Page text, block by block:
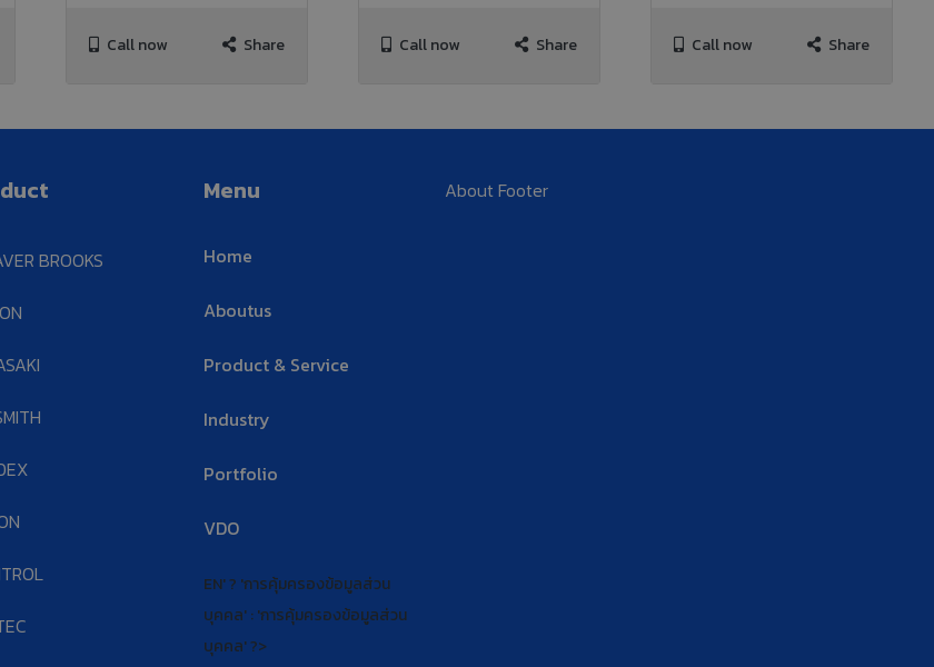
Call now Share Call now Share Call now Share
BROOKS
Menu
Home
Aboutus
Product & Service
Industry
Portfolio
VDO
EN' ? 'การคุ้มครองข้อมูลส่วน
บุคคล' : 'การคุ้มครองข้อมูลส่วน
บุคคล' ?>
About Footer